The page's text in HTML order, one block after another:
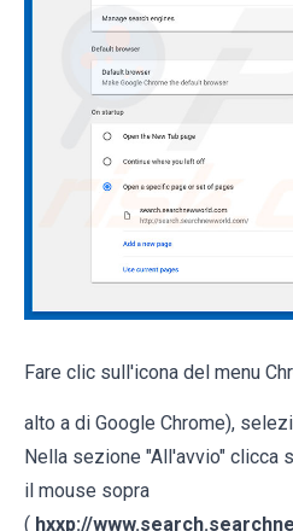
Fare clic sull'icona del menu
alto a di Google Chrome),
Nella sezione "All'avvio" clicca
il mouse sopra
( hxxp://